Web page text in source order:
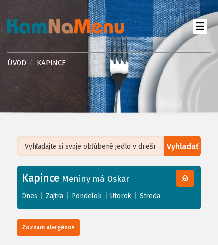
ÚVOD KAPINCE
Vyhľadať
+
−
Leaflet| ©OpenStreetMap, Tiles courtesy ofHumanitarian OpenStreetMap
Kapince Meniny má Oskar
Dnes Zajtra Pondelok Utorok Streda
Zoznam alergénov